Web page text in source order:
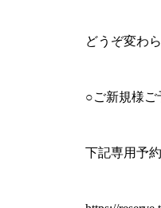
どうぞ変わ
○ご新規様ご
下記専用予